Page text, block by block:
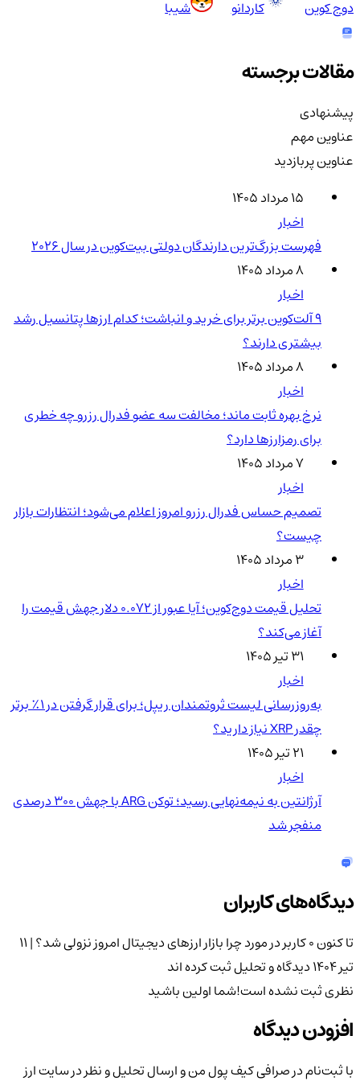
دوج کوین
کاردانو شیبا
مقالات برجسته
پیشنهادی
عناوین مهم
عناوین پربازدید
۱۵ مرداد ۱۴۰۵
اخبار
فهرست بزرگ‌ترین دارندگان دولتی بیت‌کوین در سال 2026
۸ مرداد ۱۴۰۵
اخبار
۹ آلت‌کوین برتر برای خرید و انباشت؛ کدام ارزها پتانسیل رشد
بیشتری دارند؟
۸ مرداد ۱۴۰۵
اخبار
نرخ بهره ثابت ماند؛ مخالفت سه عضو فدرال رزرو چه خطری
برای رمزارزها دارد؟
۷ مرداد ۱۴۰۵
اخبار
تصمیم حساس فدرال رزرو امروز اعلام می‌شود؛ انتظارات بازار
چیست؟
۳ مرداد ۱۴۰۵
اخبار
تحلیل قیمت دوج‌کوین؛ آیا عبور از ۰.۰۷۲ دلار جهش قیمت را
آغاز می‌کند؟
۳۱ تیر ۱۴۰۵
اخبار
به‌روزرسانی لیست ثروتمندان ریپل؛ برای قرار گرفتن در ۱٪ برتر
چقدر XRP نیاز دارید؟
۲۱ تیر ۱۴۰۵
اخبار
آرژانتین به نیمه‌نهایی رسید؛ توکن ARG با جهش ۳۰۰ درصدی
منفجر شد
دیدگاه‌های کاربران
تا کنون 0 کاربر در مورد
چرا بازار ارزهای دیجیتال امروز نزولی شد؟ | ۱۱
تیر ۱۴۰۴
دیدگاه و تحلیل ثبت کرده اند
نظری ثبت نشده است!شما اولین باشید
افزودن دیدگاه
با ثبت‌نام در صرافی کیف پول من و ارسال تحلیل و نظر در سایت ارز